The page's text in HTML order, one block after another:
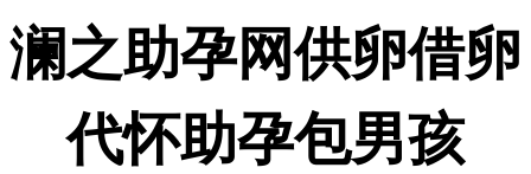
澜之助孕网供卵借卵
代怀助孕包男孩